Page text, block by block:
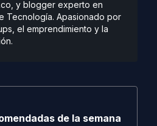
y blogger experto en
Tecnología. Apasionado por
el emprendimiento y la
de la semana